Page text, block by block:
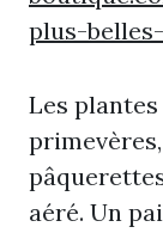
plus-
Les
aéré. Un